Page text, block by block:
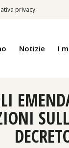
privacy
Notizie I